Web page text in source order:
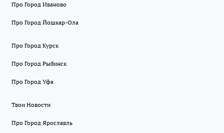
Про Город Иваново
Про Город Йошкар-Ола
Про Город Курск
Про Город Рыбинск
Про Город Уфа
Твои Новости
Про Город Ярославль